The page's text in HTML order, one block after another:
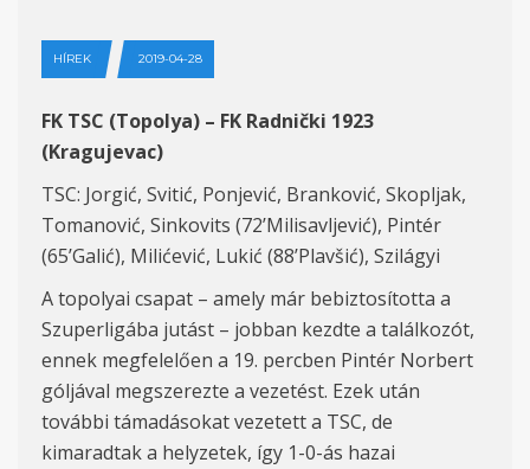
HÍREK 2019-04-28
FK TSC (Topolya) – FK Radnički 1923
(Kragujevac)
TSC: Jorgić, Svitić, Ponjević, Branković, Skopljak,
Tomanović, Sinkovits (72’Milisavljević), Pintér
(65’Galić), Milićević, Lukić (88’Plavšić), Szilágyi
A topolyai csapat – amely már bebiztosította a
Szuperligába jutást – jobban kezdte a találkozót,
ennek megfelelően a 19. percben Pintér Norbert
góljával megszerezte a vezetést. Ezek után
további támadásokat vezetett a TSC, de
kimaradtak a helyzetek, így 1-0-ás hazai